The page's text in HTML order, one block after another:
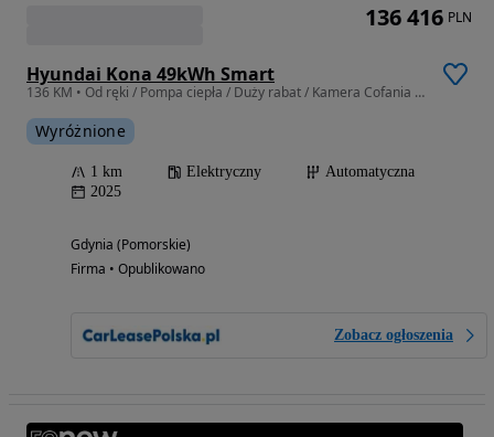
Hyundai Kona 49kWh Smart
136 KM • Od ręki / Pompa ciepła / Duży rabat / Kamera Cofania / Polski salon
Wyróżnione
1 km Elektryczny
Automatyczna
2025
Gdynia (Pomorskie)
Firma • Opublikowano
Zobacz ogłoszenia
136 416 PLN